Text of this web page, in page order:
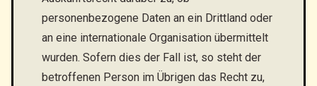
personenbezogene Daten an ein Drittland oder
an eine internationale Organisation übermittelt
wurden. Sofern dies der Fall ist, so steht der
betroffenen Person im Übrigen das Recht zu,